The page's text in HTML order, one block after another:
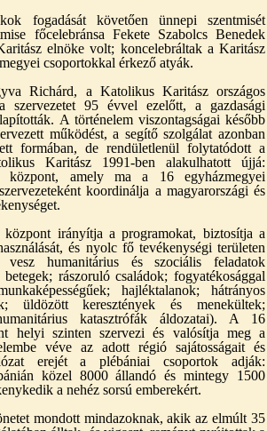
fogadását követően ünnepi szentmisét
főcelebránsa Fekete Szabolcs Benedek
elnöke volt; koncelebráltak a Karitász
csoportokkal érkező atyák.
Richárd, a Katolikus Karitász országos
szervezetet 95 évvel ezelőtt, a gazdasági
A történelem viszontagságai később
működést, a segítő szolgálat azonban
formában, de rendületlenül folytatódott a
Karitász 1991-ben alakulhatott újjá:
központ, amely ma a 16 egyházmegyei
koordinálja a magyarországi és
központ irányítja a programokat, biztosítja a
és nyolc fő tevékenységi területen
humanitárius és szociális feladatok
rászoruló családok; fogyatékosággal
hajléktalanok; hátrányos
üldözött keresztények és menekültek;
katasztrófák áldozatai). A 16
helyi szinten szervezi és valósítja meg a
véve az adott régió sajátosságait és
erejét a plébániai csoportok adják:
közel 8000 állandó és mintegy 1500
a nehéz sorsú emberekért.
mondott mindazoknak, akik az elmúlt 35